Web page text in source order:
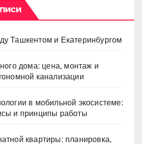
Ташкентом и Екатеринбургом
дома: цена, монтаж и
канализации
в мобильной экосистеме:
и принципы работы
квартиры: планировка,